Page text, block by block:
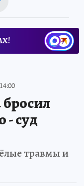
- суд
травмы и